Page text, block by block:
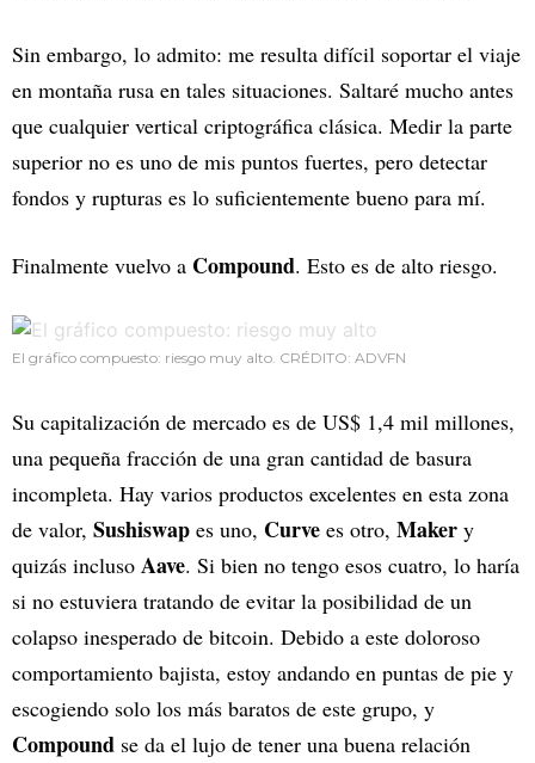
Sin embargo, lo admito: me resulta difícil soportar el viaje
en montaña rusa en tales situaciones. Saltaré mucho antes
que cualquier vertical criptográfica clásica. Medir la parte
superior no es uno de mis puntos fuertes, pero detectar
fondos y rupturas es lo suficientemente bueno para mí.
Finalmente vuelvo a Compound. Esto es de alto riesgo.
El gráfico compuesto: riesgo muy alto. CRÉDITO: ADVFN
Su capitalización de mercado es de US$ 1,4 mil millones,
una pequeña fracción de una gran cantidad de basura
incompleta. Hay varios productos excelentes en esta zona
de valor, Sushiswap es uno, Curve es otro, Maker y
quizás incluso Aave. Si bien no tengo esos cuatro, lo haría
si no estuviera tratando de evitar la posibilidad de un
colapso inesperado de bitcoin. Debido a este doloroso
comportamiento bajista, estoy andando en puntas de pie y
escogiendo solo los más baratos de este grupo, y
Compound se da el lujo de tener una buena relación